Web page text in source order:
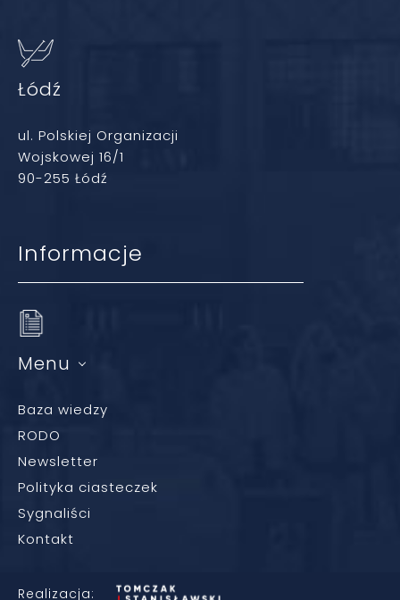
Łódź
ul. Polskiej Organizacji
Wojskowej 16/1
90-255 Łódź
Informacje
Menu
Baza wiedzy
RODO
Newsletter
Polityka ciasteczek
Sygnaliści
Kontakt
Realizacja: